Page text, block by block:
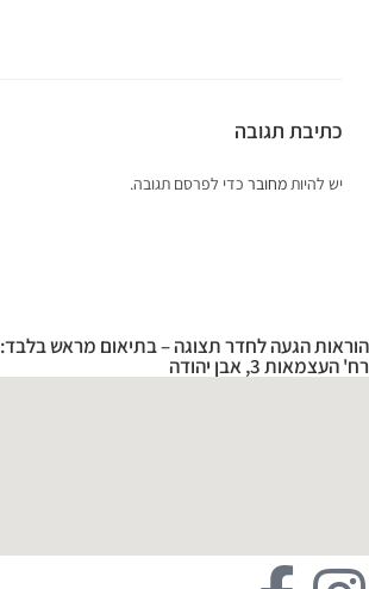
כתיבת תגובה
יש להיותמחובר כדי לפרסם תגובה.
הוראות הגעה לחדר תצוגה – בתיאום מראש בלבד:
רח' העצמאות 3, אבן יהודה